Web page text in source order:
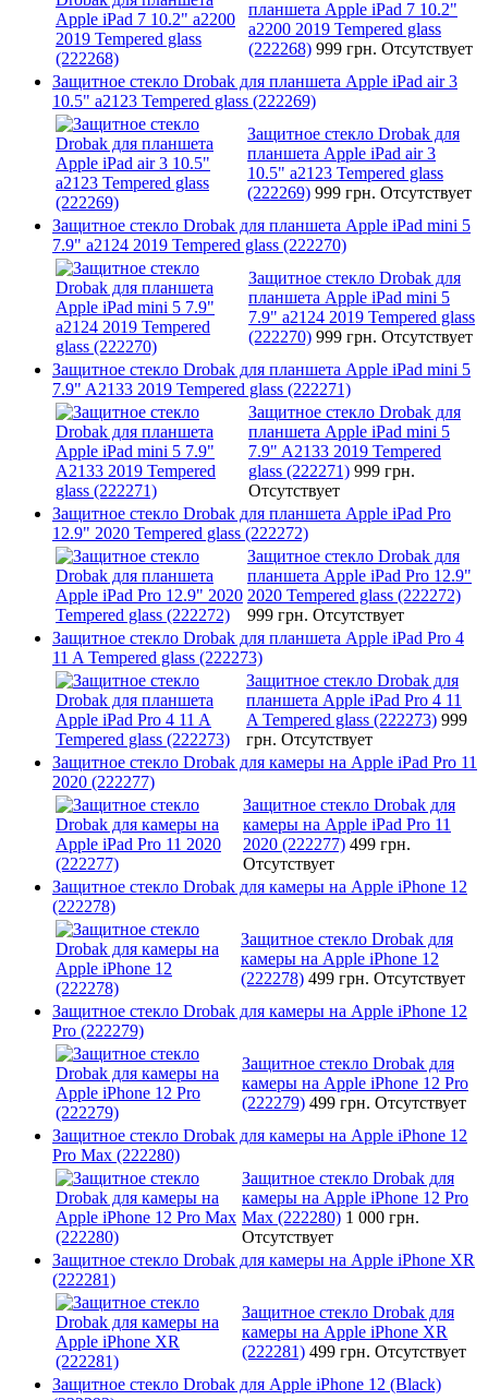
планшета Apple iPad 7 10.2"
a2200 2019 Tempered glass
(222268) 999 грн. Отсутствует
Защитное стекло Drobak для планшета Apple iPad air 3
10.5" a2123 Tempered glass (222269)
Защитное стекло Drobak для
планшета Apple iPad air 3
10.5" a2123 Tempered glass
(222269) 999 грн. Отсутствует
Защитное стекло Drobak для планшета Apple iPad mini 5
7.9" a2124 2019 Tempered glass (222270)
Защитное стекло Drobak для
планшета Apple iPad mini 5
7.9" a2124 2019 Tempered glass
(222270) 999 грн. Отсутствует
Защитное стекло Drobak для планшета Apple iPad mini 5
7.9" A2133 2019 Tempered glass (222271)
Защитное стекло Drobak для
планшета Apple iPad mini 5
7.9" A2133 2019 Tempered
glass (222271) 999 грн.
Отсутствует
Защитное стекло Drobak для планшета Apple iPad Pro
12.9" 2020 Tempered glass (222272)
Защитное стекло Drobak для
планшета Apple iPad Pro 12.9"
2020 Tempered glass (222272)
999 грн. Отсутствует
Защитное стекло Drobak для планшета Apple iPad Pro 4
11 A Tempered glass (222273)
Защитное стекло Drobak для
планшета Apple iPad Pro 4 11
A Tempered glass (222273) 999
грн. Отсутствует
Защитное стекло Drobak для камеры на Apple iPad Pro 11
2020 (222277)
Защитное стекло Drobak для
камеры на Apple iPad Pro 11
2020 (222277) 499 грн.
Отсутствует
Защитное стекло Drobak для камеры на Apple iPhone 12
(222278)
Защитное стекло Drobak для
камеры на Apple iPhone 12
(222278) 499 грн. Отсутствует
Защитное стекло Drobak для камеры на Apple iPhone 12
Pro (222279)
Защитное стекло Drobak для
камеры на Apple iPhone 12 Pro
(222279) 499 грн. Отсутствует
Защитное стекло Drobak для камеры на Apple iPhone 12
Pro Max (222280)
Защитное стекло Drobak для
камеры на Apple iPhone 12 Pro
Max (222280) 1 000 грн.
Отсутствует
Защитное стекло Drobak для камеры на Apple iPhone XR
(222281)
Защитное стекло Drobak для
камеры на Apple iPhone XR
(222281) 499 грн. Отсутствует
Защитное стекло Drobak для Apple iPhone 12 (Black)